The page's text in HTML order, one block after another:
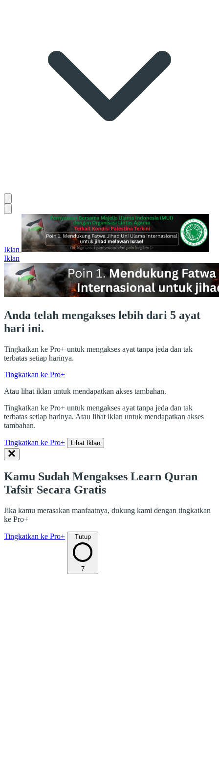
Iklan
Iklan
Anda telah mengakses lebih dari 5 ayat
hari ini.
Tingkatkan ke Pro+ untuk mengakses ayat tanpa jeda dan tak
terbatas setiap harinya.
Tingkatkan ke Pro+
Atau lihat iklan untuk mendapatkan akses tambahan.
Tingkatkan ke Pro+ untuk mengakses ayat tanpa jeda dan tak
terbatas setiap harinya. Atau lihat iklan untuk mendapatkan akses
tambahan.
Tingkatkan ke Pro+ Lihat Iklan
Kamu Sudah Mengakses Learn Quran
Tafsir Secara Gratis
Jika kamu merasakan manfaatnya, dukung kami dengan tingkatkan
ke Pro+
Tingkatkan ke Pro+ Tutup
7